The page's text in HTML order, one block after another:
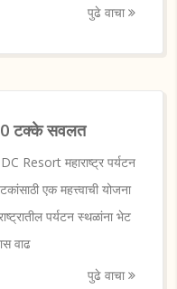
पुढे वाचा
50 टक्के सवलत
महाराष्ट्र पर्यटन
एक महत्त्वाची योजना
पर्यटन स्थळांना भेट
वाढ
पुढे वाचा